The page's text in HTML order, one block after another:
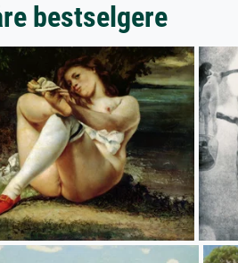
bestselgere